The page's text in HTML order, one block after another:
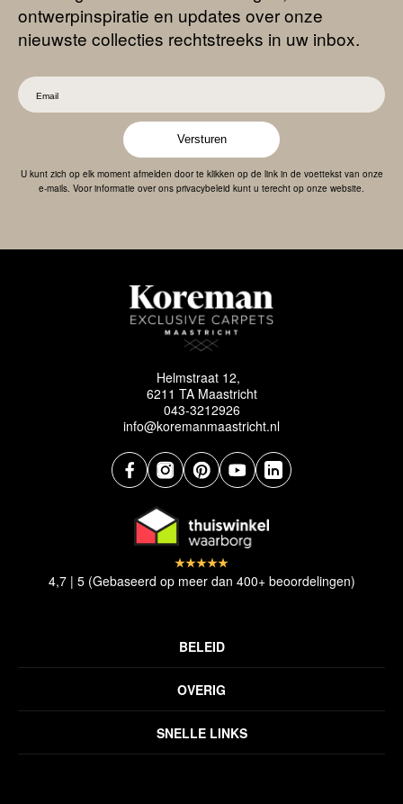
ontwerpinspiratie en updates over onze
nieuwste collecties rechtstreeks in uw inbox.
Versturen
U kunt zich op elk moment afmelden door te klikken op de link in de voettekst van onze
e-mails. Voor informatie over ons privacybeleid kunt u terecht op onze website.
Helmstraat 12,
6211 TA Maastricht
043-3212926
info@koremanmaastricht.nl
SNELLE LINKS
OVERIG
BELEID
Verzendbeleid
4,7 | 5 (Gebaseerd op meer dan 400+ beoordelingen)